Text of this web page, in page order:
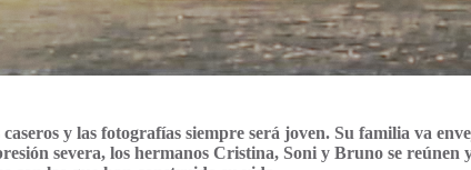
y las fotografías siempre será joven. Su familia va
severa, los hermanos Cristina, Soni y Bruno se reúnen